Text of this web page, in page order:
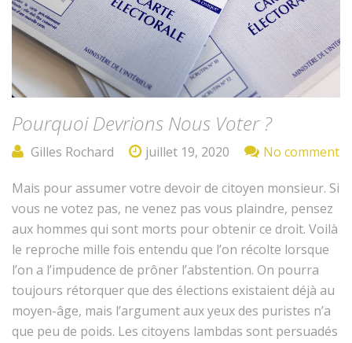
Pourquoi Devrions Nous Voter ?
Gilles Rochard juillet 19, 2020 No comment
Mais pour assumer votre devoir de citoyen mon­sieur. Si
vous ne votez pas, ne venez pas vous plain­dre, pensez
aux hommes qui sont morts pour obtenir ce droit. Voilà
le reproche mille fois enten­du que l’on récolte lorsque
l’on a l’im­pu­dence de prôn­er l’ab­sten­tion. On pour­ra
tou­jours rétor­quer que des élec­tions exis­taient déjà au
moyen-âge, mais l’ar­gu­ment aux yeux des puristes n’a
que peu de poids. Les citoyens lamb­das sont per­suadés